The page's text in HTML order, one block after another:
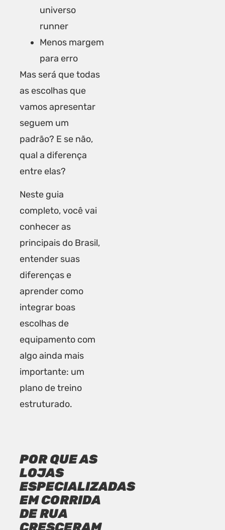
universo
runner
Menos margem
para erro
Mas será que todas
as escolhas que
vamos apresentar
seguem um
padrão? E se não,
qual a diferença
entre elas?
Neste guia
completo, você vai
conhecer as
principais do Brasil,
entender suas
diferenças e
aprender como
integrar boas
escolhas de
equipamento com
algo ainda mais
importante: um
plano de treino
estruturado.
POR QUE AS
LOJAS
ESPECIALIZADAS
EM CORRIDA
DE RUA